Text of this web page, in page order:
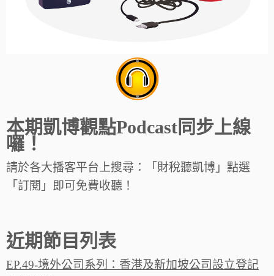
本期凱博觀點Podcast同步上線
囉！
請於各大播客平台上搜尋：「財稅聽凱博」點選
「訂閱」即可免費收聽！
近期節目列表
EP.49-境外公司系列：香港及新加坡公司設立登記